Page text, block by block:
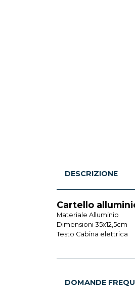
DESCRIZIONE
Cartello
Materiale Alluminio
Dimensioni 35x12,5cm
Testo Cabina elettrica
DOMANDE